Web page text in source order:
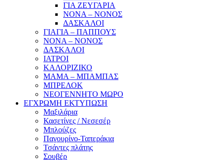
ΓΙΑ ΖΕΥΓΑΡΙΑ
ΝΟΝΑ – ΝΟΝΟΣ
ΔΑΣΚΑΛΟΙ
ΓΙΑΓΙΑ – ΠΑΠΠΟΥΣ
ΝΟΝΑ – ΝΟΝΟΣ
ΔΑΣΚΑΛΟΙ
ΙΑΤΡΟΙ
ΚΑΛΟΡΙΖΙΚΟ
ΜΑΜΑ – ΜΠΑΜΠΑΣ
ΜΠΡΕΛΟΚ
ΝΕΟΓΕΝΝΗΤΟ ΜΩΡΟ
ΕΓΧΡΩΜΗ ΕΚΤΥΠΩΣΗ
Μαξιλάρια
Κασετίνες / Νεσεσέρ
Μπλούζες
Παγουρίνο-Ταπεράκια
Τσάντες πλάτης
Σουβέρ